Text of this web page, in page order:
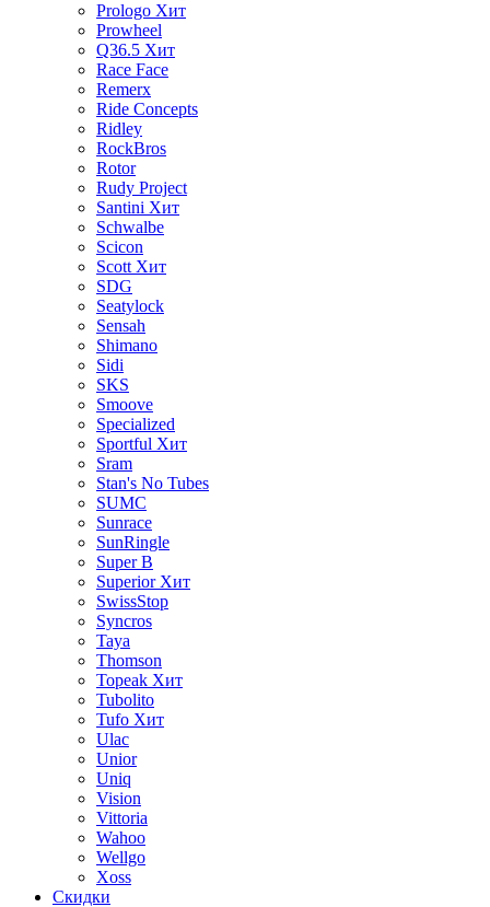
Prologo Хит
Prowheel
Q36.5 Хит
Race Face
Remerx
Ride Concepts
Ridley
RockBros
Rotor
Rudy Project
Santini Хит
Schwalbe
Scicon
Scott Хит
SDG
Seatylock
Sensah
Shimano
Sidi
SKS
Smoove
Specialized
Sportful Хит
Sram
Stan's No Tubes
SUMC
Sunrace
SunRingle
Super B
Superior Хит
SwissStop
Syncros
Taya
Thomson
Topeak Хит
Tubolito
Tufo Хит
Ulac
Unior
Uniq
Vision
Vittoria
Wahoo
Wellgo
Xoss
Скидки